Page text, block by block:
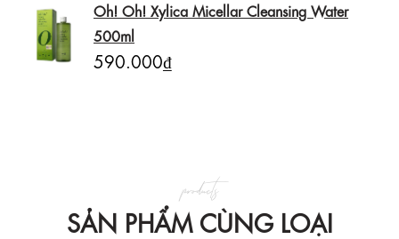
Oh! Oh! Xylica Micellar Cleansing Water
500ml
590.000₫
SẢN PHẨM CÙNG LOẠI
products